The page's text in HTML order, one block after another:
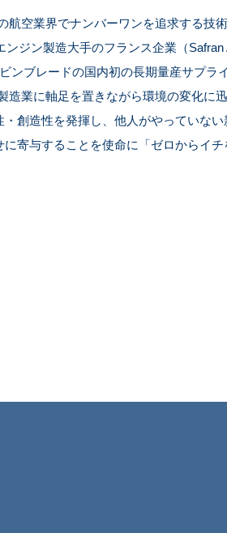
航空業界でナンバーワンを追求する技
ジン製造大手のフランス企業（
ンブレードの国内初の長期量産サプラ
造業に軸足を置きながら環境の変化に
創造性を発揮し、他人がやっていな
寄与することを使命に「ゼロからイチ